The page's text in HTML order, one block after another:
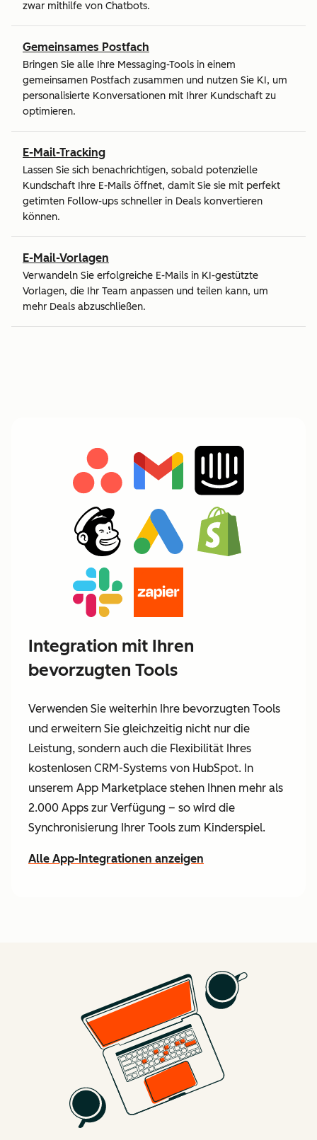
zwar mithilfe von Chatbots.
Gemeinsames Postfach
Bringen Sie alle Ihre Messaging-Tools in einem
gemeinsamen Postfach zusammen und nutzen Sie KI, um
personalisierte Konversationen mit Ihrer Kundschaft zu
optimieren.
E-Mail-Tracking
Lassen Sie sich benachrichtigen, sobald potenzielle
Kundschaft Ihre E-Mails öffnet, damit Sie sie mit perfekt
getimten Follow-ups schneller in Deals konvertieren
können.
E-Mail-Vorlagen
Verwandeln Sie erfolgreiche E-Mails in KI-gestützte
Vorlagen, die Ihr Team anpassen und teilen kann, um
mehr Deals abzuschließen.
Integration mit Ihren
bevorzugten Tools
Verwenden Sie weiterhin Ihre bevorzugten Tools
und erweitern Sie gleichzeitig nicht nur die
Leistung, sondern auch die Flexibilität Ihres
kostenlosen CRM-Systems von HubSpot. In
unserem App Marketplace stehen Ihnen mehr als
2.000 Apps zur Verfügung – so wird die
Synchronisierung Ihrer Tools zum Kinderspiel.
Alle App-Integrationen anzeigen